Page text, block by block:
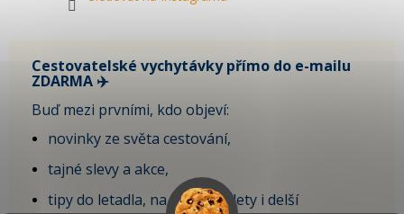
Cestovatelské vychytávky přímo do e-mailu
ZDARMA ✈️
Buď mezi prvními, kdo objeví:
novinky ze světa cestování,
tajné slevy a akce,
tipy do letadla, na krátké výlety i delší